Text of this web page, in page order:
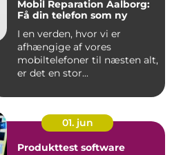
Mobil Reparation Aalborg:
Få din telefon som ny
I en verden, hvor vi er
afhængige af vores
mobiltelefoner til næsten alt,
er det en stor...
01. jun
Produkttest software